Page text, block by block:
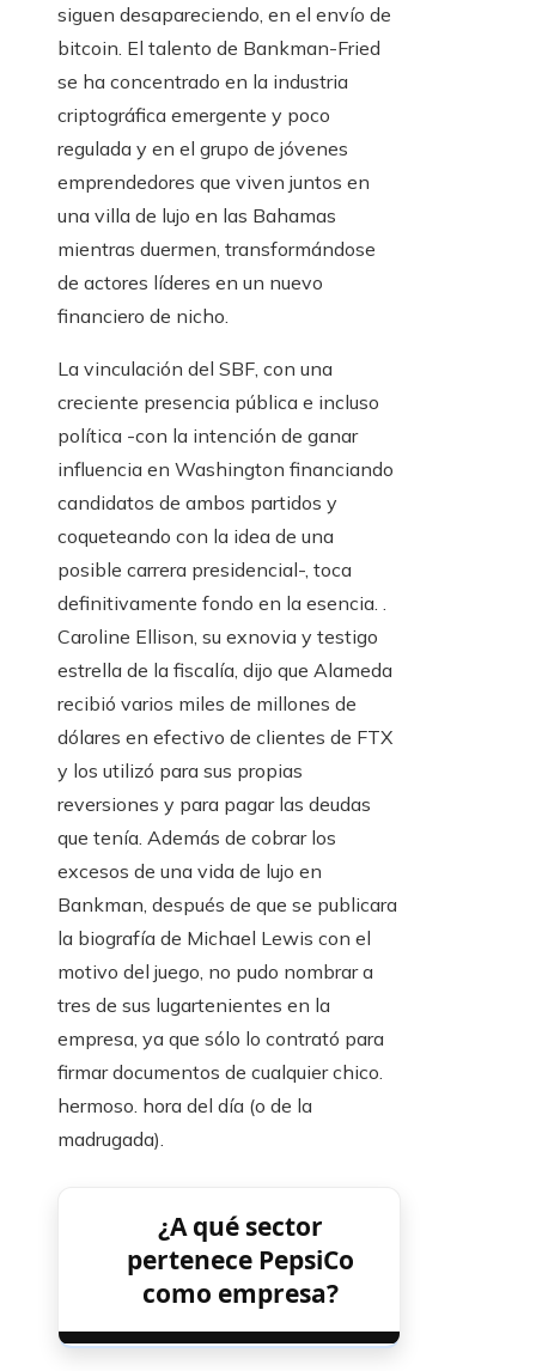
siguen desapareciendo, en el envío de
bitcoin. El talento de Bankman-Fried
se ha concentrado en la industria
criptográfica emergente y poco
regulada y en el grupo de jóvenes
emprendedores que viven juntos en
una villa de lujo en las Bahamas
mientras duermen, transformándose
de actores líderes en un nuevo
financiero de nicho.
La vinculación del SBF, con una
creciente presencia pública e incluso
política -con la intención de ganar
influencia en Washington financiando
candidatos de ambos partidos y
coqueteando con la idea de una
posible carrera presidencial-, toca
definitivamente fondo en la esencia. .
Caroline Ellison, su exnovia y testigo
estrella de la fiscalía, dijo que Alameda
recibió varios miles de millones de
dólares en efectivo de clientes de FTX
y los utilizó para sus propias
reversiones y para pagar las deudas
que tenía. Además de cobrar los
excesos de una vida de lujo en
Bankman, después de que se publicara
la biografía de Michael Lewis con el
motivo del juego, no pudo nombrar a
tres de sus lugartenientes en la
empresa, ya que sólo lo contrató para
firmar documentos de cualquier chico.
hermoso. hora del día (o de la
madrugada).
¿A qué sector
pertenece PepsiCo
como empresa?